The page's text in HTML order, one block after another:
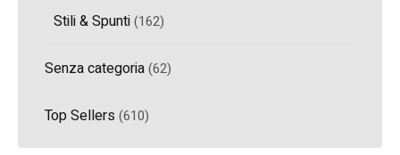
Stili & Spunti(162)
Senza categoria(62)
Top Sellers (610)